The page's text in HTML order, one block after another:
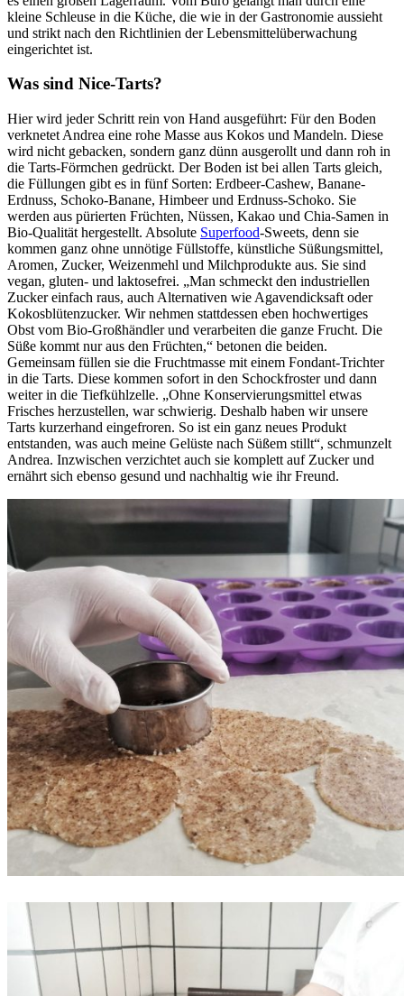
kleine Schleuse in die Küche, die wie in der Gastronomie aussieht
und strikt nach den Richtlinien der Lebensmittelüberwachung
eingerichtet ist.
Was sind Nice-Tarts?
Hier wird jeder Schritt rein von Hand ausgeführt: Für den Boden
verknetet Andrea eine rohe Masse aus Kokos und Mandeln. Diese
wird nicht gebacken, sondern ganz dünn ausgerollt und dann roh in
die Tarts-Förmchen gedrückt. Der Boden ist bei allen Tarts gleich,
die Füllungen gibt es in fünf Sorten: Erdbeer-Cashew, Banane-
Erdnuss, Schoko-Banane, Himbeer und Erdnuss-Schoko. Sie
werden aus pürierten Früchten, Nüssen, Kakao und Chia-Samen in
Bio-Qualität hergestellt. Absolute Superfood-Sweets, denn sie
kommen ganz ohne unnötige Füllstoffe, künstliche Süßungsmittel,
Aromen, Zucker, Weizenmehl und Milchprodukte aus. Sie sind
vegan, gluten- und laktosefrei. „Man schmeckt den industriellen
Zucker einfach raus, auch Alternativen wie Agavendicksaft oder
Kokosblütenzucker. Wir nehmen stattdessen eben hochwertiges
Obst vom Bio-Großhändler und verarbeiten die ganze Frucht. Die
Süße kommt nur aus den Früchten,“ betonen die beiden.
Gemeinsam füllen sie die Fruchtmasse mit einem Fondant-Trichter
in die Tarts. Diese kommen sofort in den Schockfroster und dann
weiter in die Tiefkühlzelle. „Ohne Konservierungsmittel etwas
Frisches herzustellen, war schwierig. Deshalb haben wir unsere
Tarts kurzerhand eingefroren. So ist ein ganz neues Produkt
entstanden, was auch meine Gelüste nach Süßem stillt“, schmunzelt
Andrea. Inzwischen verzichtet auch sie komplett auf Zucker und
ernährt sich ebenso gesund und nachhaltig wie ihr Freund.